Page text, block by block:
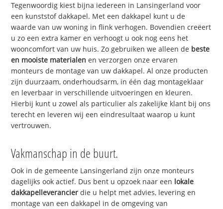
Tegenwoordig kiest bijna iedereen in Lansingerland voor
een kunststof dakkapel. Met een dakkapel kunt u de
waarde van uw woning in flink verhogen. Bovendien creëert
u zo een extra kamer en verhoogt u ook nog eens het
wooncomfort van uw huis. Zo gebruiken we alleen de beste
en mooiste materialen en verzorgen onze ervaren
monteurs de montage van uw dakkapel. Al onze producten
zijn duurzaam, onderhoudsarm, in één dag montageklaar
en leverbaar in verschillende uitvoeringen en kleuren.
Hierbij kunt u zowel als particulier als zakelijke klant bij ons
terecht en leveren wij een eindresultaat waarop u kunt
vertrouwen.
Vakmanschap in de buurt.
Ook in de gemeente Lansingerland zijn onze monteurs
dagelijks ook actief. Dus bent u opzoek naar een lokale
dakkapelleverancier die u helpt met advies, levering en
montage van een dakkapel in de omgeving van